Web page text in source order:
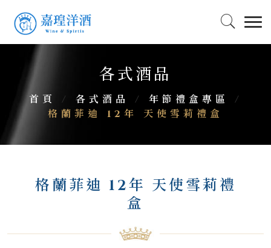
各式酒品
首頁 / 各式酒品 / 年節禮盒專區
/
格蘭菲迪 12年 天使雪莉禮盒
格蘭菲迪 12年 天使雪莉禮
盒